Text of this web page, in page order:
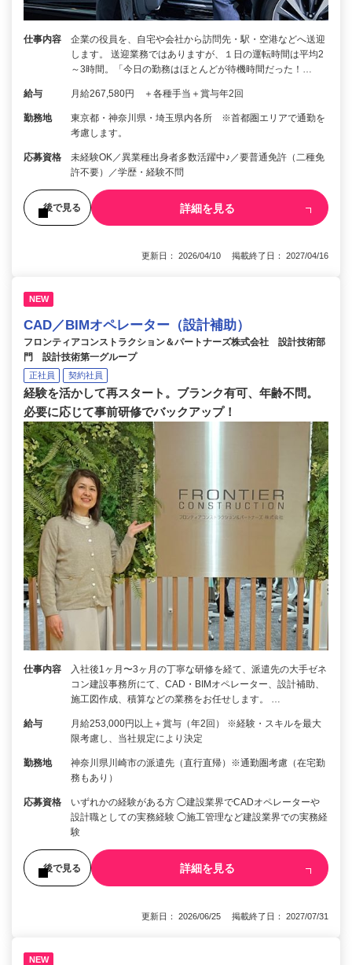
仕事内容
企業の役員を、自宅や会社から訪問先・駅・空港などへ送迎
します。 送迎業務ではありますが、１日の運転時間は平均2
～3時間。「今日の勤務はほとんどが待機時間だった！…
給与 月給267,580円 ＋各種手当＋賞与年2回
勤務地
東京都・神奈川県・埼玉県内各所 ※首都圏エリアで通勤を
考慮します。
応募資格
未経験OK／異業種出身者多数活躍中♪／要普通免許（二種免
許不要）／学歴・経験不問
後で見る 詳細を見る
更新日： 2026/04/10 掲載終了日： 2027/04/16
NEW
CAD／BIMオペレーター（設計補助）
フロンティアコンストラクション＆パートナーズ株式会社 設計技術部
門 設計技術第一グループ
正社員 契約社員
経験を活かして再スタート。ブランク有可、年齢不問。
必要に応じて事前研修でバックアップ！
仕事内容
入社後1ヶ月〜3ヶ月の丁寧な研修を経て、派遣先の大手ゼネ
コン建設事務所にて、CAD・BIMオペレーター、設計補助、
施工図作成、積算などの業務をお任せします。 …
給与
月給253,000円以上＋賞与（年2回） ※経験・スキルを最大
限考慮し、当社規定により決定
勤務地
神奈川県川崎市の派遣先（直行直帰）※通勤圏考慮（在宅勤
務もあり）
応募資格
いずれかの経験がある方 ◯建設業界でCADオペレーターや
設計職としての実務経験 ◯施工管理など建設業界での実務経
験
後で見る 詳細を見る
更新日： 2026/06/25 掲載終了日： 2027/07/31
NEW